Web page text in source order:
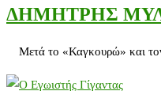
ΔΗΜΗΤΡΗΣ
Μετά το «Καγκουρώ» και τον